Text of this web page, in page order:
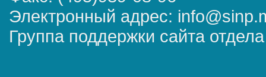
Электронный адрес:
Группа поддержки сайта